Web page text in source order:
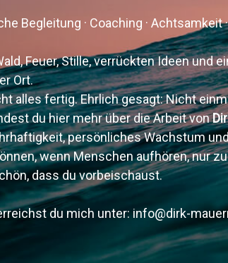
Begleitung · Coaching · Achtsamkeit
Feuer, Stille, verrückten Ideen und
Ort.
alles fertig. Ehrlich gesagt: Nicht
du hier mehr über die Arbeit von
persönliches Wachstum
wenn Menschen aufhören, nur
dass du vorbeischaust.
du mich unter: info@dirk-